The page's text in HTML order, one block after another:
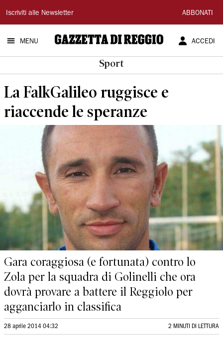
Gazzetta
di
Reggio
Iscriviti alle Newsletter ABBONATI
MENU ACCEDI
Sport
La FalkGalileo ruggisce e
riaccende le speranze
Gara coraggiosa (e fortunata) contro lo
Zola per la squadra di Golinelli che ora
dovrà provare a battere il Reggiolo per
agganciarlo in classifica
28 aprile 2014 04:32 2 MINUTI DI LETTURA